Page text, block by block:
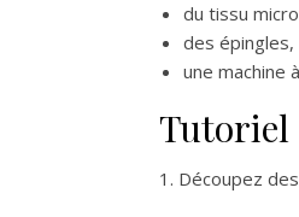
du tissu
des épingles,
une machine
Tutoriel
1. Découpez